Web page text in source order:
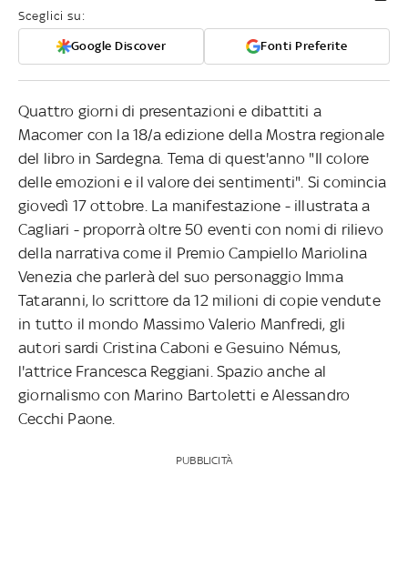
Sceglici su:
Google Discover Fonti Preferite
Quattro giorni di presentazioni e dibattiti a
Macomer con la 18/a edizione della Mostra regionale
del libro in Sardegna. Tema di quest'anno "Il colore
delle emozioni e il valore dei sentimenti". Si comincia
giovedì 17 ottobre. La manifestazione - illustrata a
Cagliari - proporrà oltre 50 eventi con nomi di rilievo
della narrativa come il Premio Campiello Mariolina
Venezia che parlerà del suo personaggio Imma
Tataranni, lo scrittore da 12 milioni di copie vendute
in tutto il mondo Massimo Valerio Manfredi, gli
autori sardi Cristina Caboni e Gesuino Némus,
l'attrice Francesca Reggiani. Spazio anche al
giornalismo con Marino Bartoletti e Alessandro
Cecchi Paone.
PUBBLICITÀ